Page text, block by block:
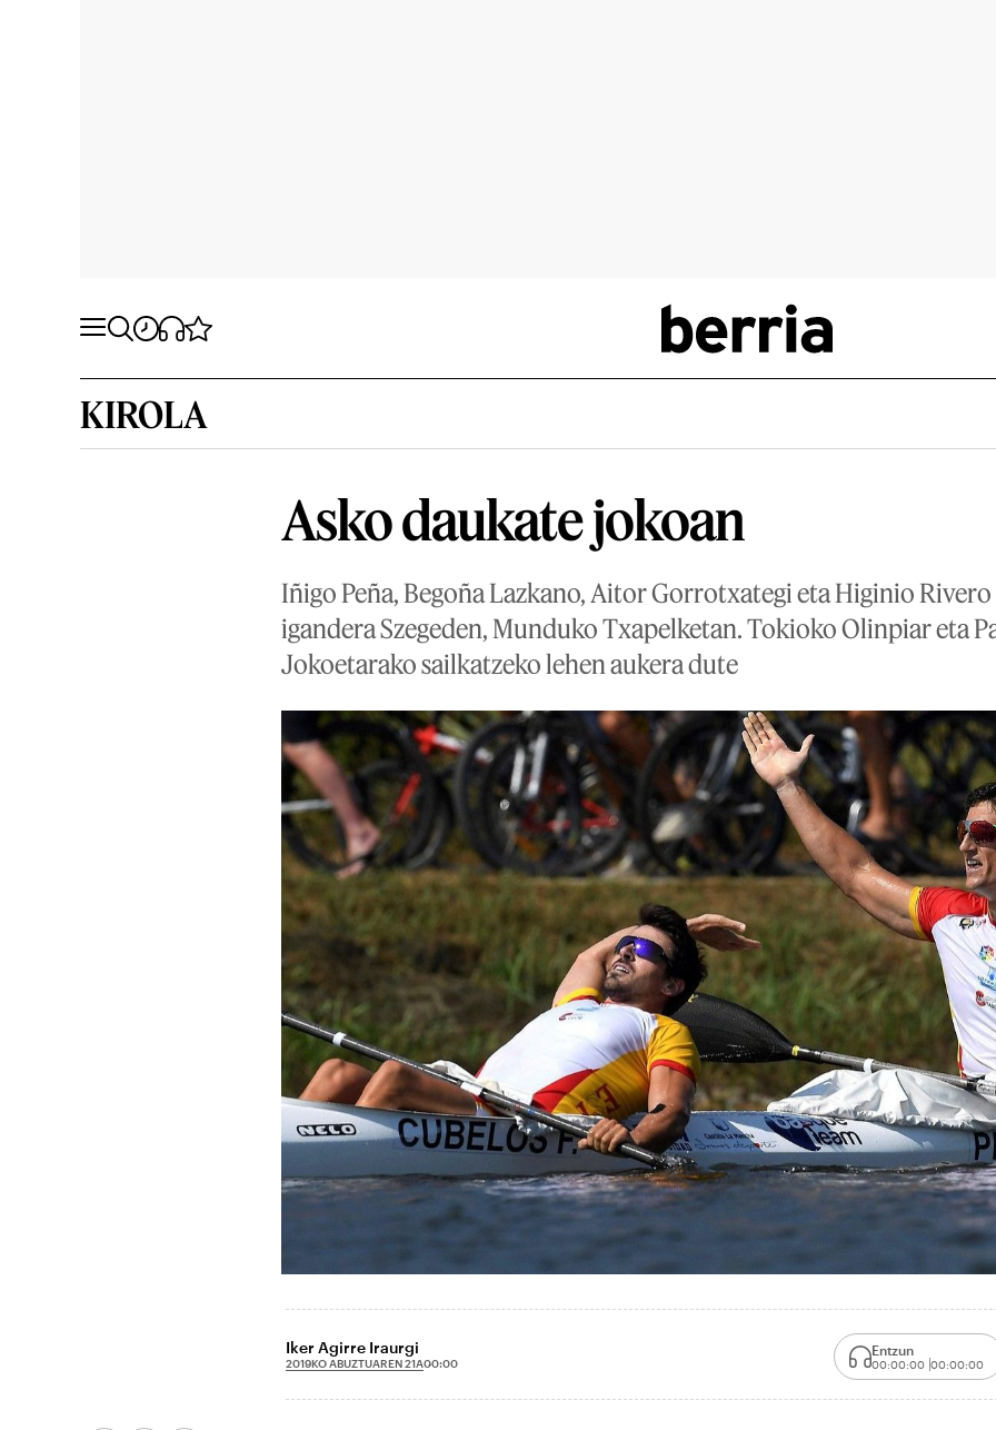
KIROLA
Asko daukate jokoan
Iñigo Peña, Begoña Lazkano, Aitor Gorrotxategi eta Higinio
igandera Szegeden, Munduko Txapelketan. Tokioko Olinpiar eta
Jokoetarako sailkatzeko lehen aukera dute
Iker Agirre Iraurgi
2019KO ABUZTUAREN 21A00:00
Entzun
00:00:00 00:00:00